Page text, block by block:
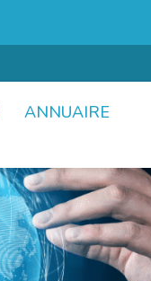
ANNUAIRE